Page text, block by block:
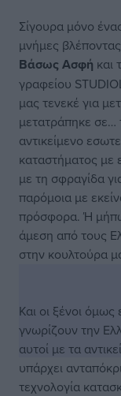
Σίγουρα μόνο
μνήμες
Βάσως Ασφή και
γραφείου
μας τενεκέ για
μετατράπηκε σε…
αντικείμενο
καταστήματος με
με τη σφραγίδα
παρόμοια με
πρόσφορα. Ή
άμεση από τους
στην κουλτούρα
Και οι ξένοι
γνωρίζουν την
αυτοί με τα
υπάρχει
τεχνολογία